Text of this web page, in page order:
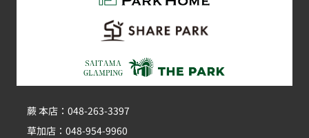
蕨 本店：048-263-3397
草加店：048-954-9960